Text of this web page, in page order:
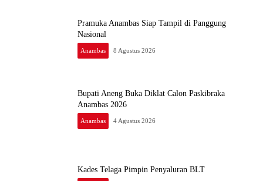
Pramuka Anambas Siap Tampil di Panggung
Nasional
Anambas 8 Agustus 2026
Bupati Aneng Buka Diklat Calon Paskibraka
Anambas 2026
Anambas 4 Agustus 2026
Kades Telaga Pimpin Penyaluran BLT